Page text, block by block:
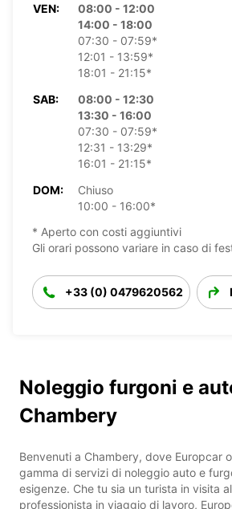
VEN:
08:00 - 12:00
14:00 - 18:00
07:30 - 07:59*
12:01 - 13:59*
18:01 - 21:15*
SAB:
08:00 - 12:30
13:30 - 16:00
07:30 - 07:59*
12:31 - 13:29*
16:01 - 21:15*
DOM:
Chiuso
10:00 - 16:00*
* Aperto con costi aggiuntivi
Gli orari possono variare in caso di
+33 (0) 0479620562
Noleggio furgoni e
Chambery
Benvenuti a Chambery, dove Europcar
gamma di servizi di noleggio auto e
esigenze. Che tu sia un turista in visita
professionista in viaggio di lavoro,